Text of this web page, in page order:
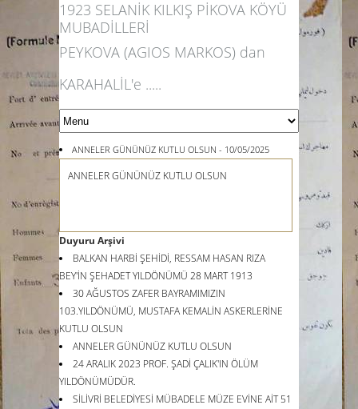
1923 SELANİK KILKIŞ PİKOVA KÖYÜ
MUBADİLLERİ
PEYKOVA (AGIOS MARKOS) dan
KARAHALİL'e .....
ANNELER GÜNÜNÜZ KUTLU OLSUN - 10/05/2025
ANNELER GÜNÜNÜZ KUTLU OLSUN
Duyuru Arşivi
BALKAN HARBİ ŞEHİDİ, RESSAM HASAN RIZA
BEY'İN ŞEHADET YILDÖNÜMÜ 28 MART 1913
30 AĞUSTOS ZAFER BAYRAMIMIZIN
103.YILDÖNÜMÜ, MUSTAFA KEMALİN ASKERLERİNE
KUTLU OLSUN
ANNELER GÜNÜNÜZ KUTLU OLSUN
24 ARALIK 2023 PROF. ŞADİ ÇALIK'IN ÖLÜM
YILDÖNÜMÜDÜR.
SİLİVRİ BELEDİYESİ MÜBADELE MÜZE EVİNE AİT 51